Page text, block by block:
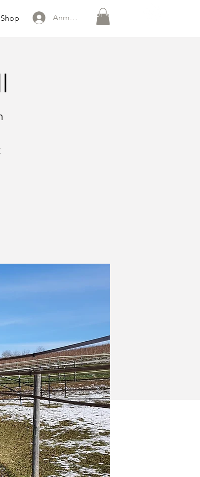
0151 121 096 15
Shop Anmelden